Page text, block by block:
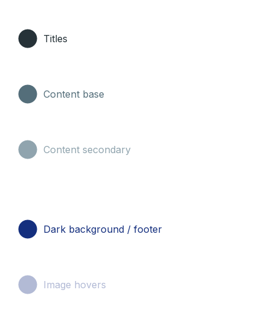
Titles
Content base
Content secondary
Dark background / footer
Image hovers